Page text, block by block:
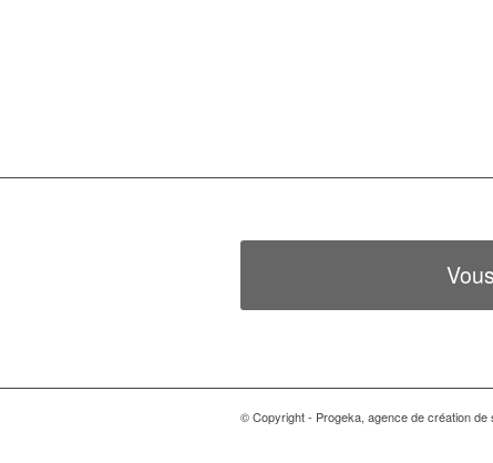
© Copyright - Progeka, agence de création